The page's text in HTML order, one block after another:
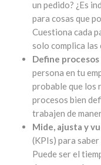
un pedido? ¿Es
para cosas que
Cuestiona cada
solo complica las
Define
persona en tu
probable que los
procesos bien
trabajen de
Mide, ajusta y
(KPIs) para
Puede ser el